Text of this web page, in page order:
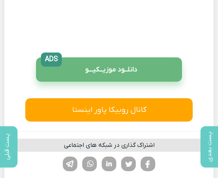
پست بعدی پست قبلی
دانلــود موزیــکیـــو
ADS
کانال روبیکا پاور اینستا
اشتراک گذاری در شبکه های اجتماعی
لینکدین تویتر
فیسوک